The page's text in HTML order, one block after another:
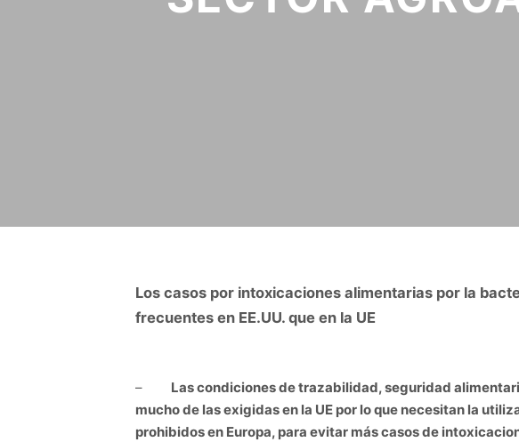
Los casos por intoxicaciones alimentarias por la
frecuentes en EE.UU. que en la UE
– Las condiciones de trazabilidad, seguridad
mucho de las exigidas en la UE por lo que necesitan la
prohibidos en Europa, para evitar más casos de